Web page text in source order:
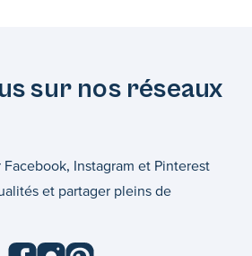
sur nos réseaux
Instagram et Pinterest
et partager pleins de